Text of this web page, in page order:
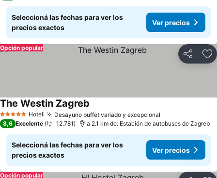
Seleccioná las fechas para ver los
precios exactos
Ver precios
Compartir
Opción popular
5 Estrellas Hotel Desayuno buffet variado y excepcional
The Westin Zagreb
8,6 Excelente 12.781 a 2.1 km de: Estación de autobuses de Zagreb
Seleccioná las fechas para ver los
precios exactos
Ver precios
Opción popular